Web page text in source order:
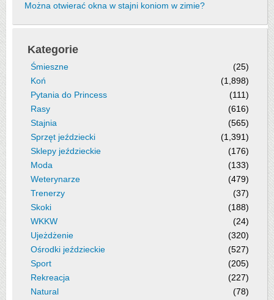
Można otwierać okna w stajni koniom w zimie?
Kategorie
Śmieszne
(25)
Koń
(1,898)
Pytania do Princess
(111)
Rasy
(616)
Stajnia
(565)
Sprzęt jeździecki
(1,391)
Sklepy jeździeckie
(176)
Moda
(133)
Weterynarze
(479)
Trenerzy
(37)
Skoki
(188)
WKKW
(24)
Ujeżdżenie
(320)
Ośrodki jeździeckie
(527)
Sport
(205)
Rekreacja
(227)
Natural
(78)